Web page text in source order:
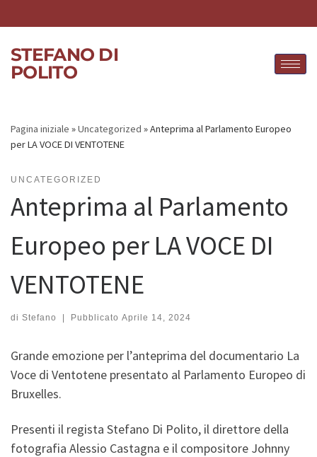
STEFANO DI
POLITO
Pagina iniziale »Uncategorized »Anteprima al Parlamento Europeo
per LA VOCE DI VENTOTENE
UNCATEGORIZED
Anteprima al Parlamento
Europeo per LA VOCE DI
VENTOTENE
di Stefano Pubblicato Aprile 14, 2024
Grande emozione per l’anteprima del documentario La
Voce di Ventotene presentato al Parlamento Europeo di
Bruxelles.
Presenti il regista Stefano Di Polito, il direttore della
fotografia Alessio Castagna e il compositore Johnny